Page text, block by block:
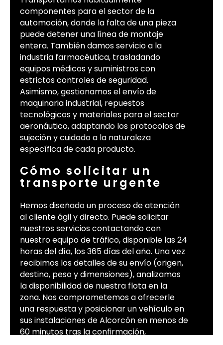
componentes para el sector de la
automoción, donde la falta de una pieza
puede detener una línea de montaje
entera. También damos servicio a la
industria farmacéutica, trasladando
equipos médicos y suministros con
estrictos controles de seguridad.
Asimismo, gestionamos el envío de
maquinaria industrial, repuestos
tecnológicos y materiales para el sector
aeronáutico, adaptando los protocolos de
sujeción y cuidado a la naturaleza
específica de cada producto.
Cómo solicitar un
transporte urgente
Hemos diseñado un proceso de atención
al cliente ágil y directo. Puede solicitar
nuestros servicios contactando con
nuestro equipo de tráfico, disponible las 24
horas del día, los 365 días del año. Una vez
recibimos los detalles de su envío (origen,
destino, peso y dimensiones), analizamos
la disponibilidad de nuestra flota en la
zona. Nos comprometemos a ofrecerle
una respuesta y posicionar un vehículo en
sus instalaciones de Alcorcón en menos de
60 minutos tras la confirmación,